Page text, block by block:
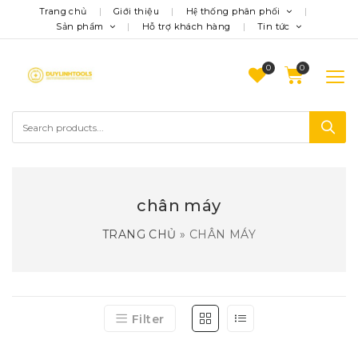
Trang chủ Giới thiệu
Hệ thống phân phối
Sản phẩm
Hỗ trợ khách hàng Tin tức
0
chân máy
TRANG CHỦ » CHÂN MÁY
Filter